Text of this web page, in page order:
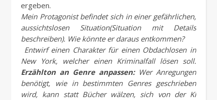
ergeben.
Mein Protagonist befindet sich in einer gefährlichen,
aussichtslosen Situation(Situation mit Details
beschreiben). Wie könnte er daraus entkommen?
Entwirf einen Charakter für einen Obdachlosen in
New York, welcher einen Kriminalfall lösen soll.
Erzählton an Genre anpassen:Wer Anregungen
benötigt, wie in bestimmten Genres geschrieben
wird, kann statt Bücher wälzen, sich von der KI